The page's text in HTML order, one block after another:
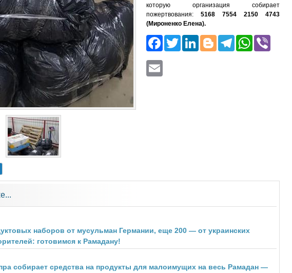
которую организация собирает
пожертвования: 5168 7554 2150 4743
(Мироненко Елена).
Facebook
Twitter
LinkedIn
Blogger
наборов от мусульман Германии, еще 200 — от украинских
готовимся к Рамадану!
собирает средства на продукты для малоимущих на весь Рамадан —